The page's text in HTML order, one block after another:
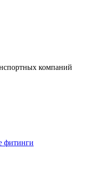
компаний
фитинги